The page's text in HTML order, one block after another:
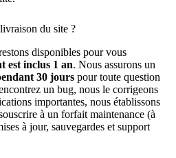
du site ?
disponibles pour vous
est inclus 1 an. Nous assurons un
30 jours pour toute question
un bug, nous le corrigeons
importantes, nous établissons
à un forfait maintenance (à
à jour, sauvegardes et support